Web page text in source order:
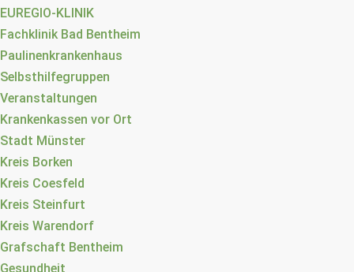
EUREGIO-KLINIK
Fachklinik Bad Bentheim
Paulinenkrankenhaus
Selbsthilfegruppen
Veranstaltungen
Krankenkassen vor Ort
Stadt Münster
Kreis Borken
Kreis Coesfeld
Kreis Steinfurt
Kreis Warendorf
Grafschaft Bentheim
Gesundheit